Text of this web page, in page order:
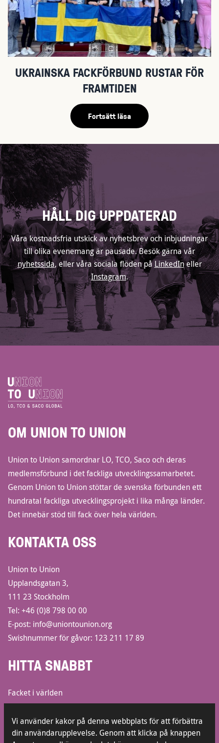
UKRAINSKA FACKFÖRBUND RUSTAR FÖR
FRAMTIDEN
Fortsätt läsa
HÅLL DIG UPPDATERAD
Våra kostnadsfria utskick av nyhetsbrev och inbjudningar
till olika evenemang är pausade. Besök gärna vår
nyhetssida, eller våra sociala flöden påLinkedIneller
Instagram.
OM UNION TO UNION
Union to Union samordnar LO, TCO, Saco och deras
medlemsförbund i det fackliga utvecklingssamarbetet.
Genom Union to Union stöttar de svenska förbunden ett
hundratal fackliga utvecklingsprojekt i lika många länder.
Det innebär stöd till fack över hela världen.
KONTAKTA OSS
Union to Union
Upplandsgatan 3,
111 23 Stockholm
Tel: +46 (0)8 798 00 00
E-post: info@uniontounion.org
Swishnummer för gåvor: 123 211 17 89
HITTA SNABBT
Facket i världen
Informationsbroschyrer
Lediga jobb
Kontakt
Vi använder kakor på denna webbplats för att förbättra
din användarupplevelse. Genom att klicka på knappen